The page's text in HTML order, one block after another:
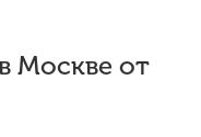
Москве от